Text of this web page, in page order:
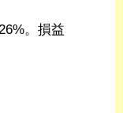
。損益